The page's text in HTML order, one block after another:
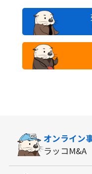
オンライン
ラッコM&A